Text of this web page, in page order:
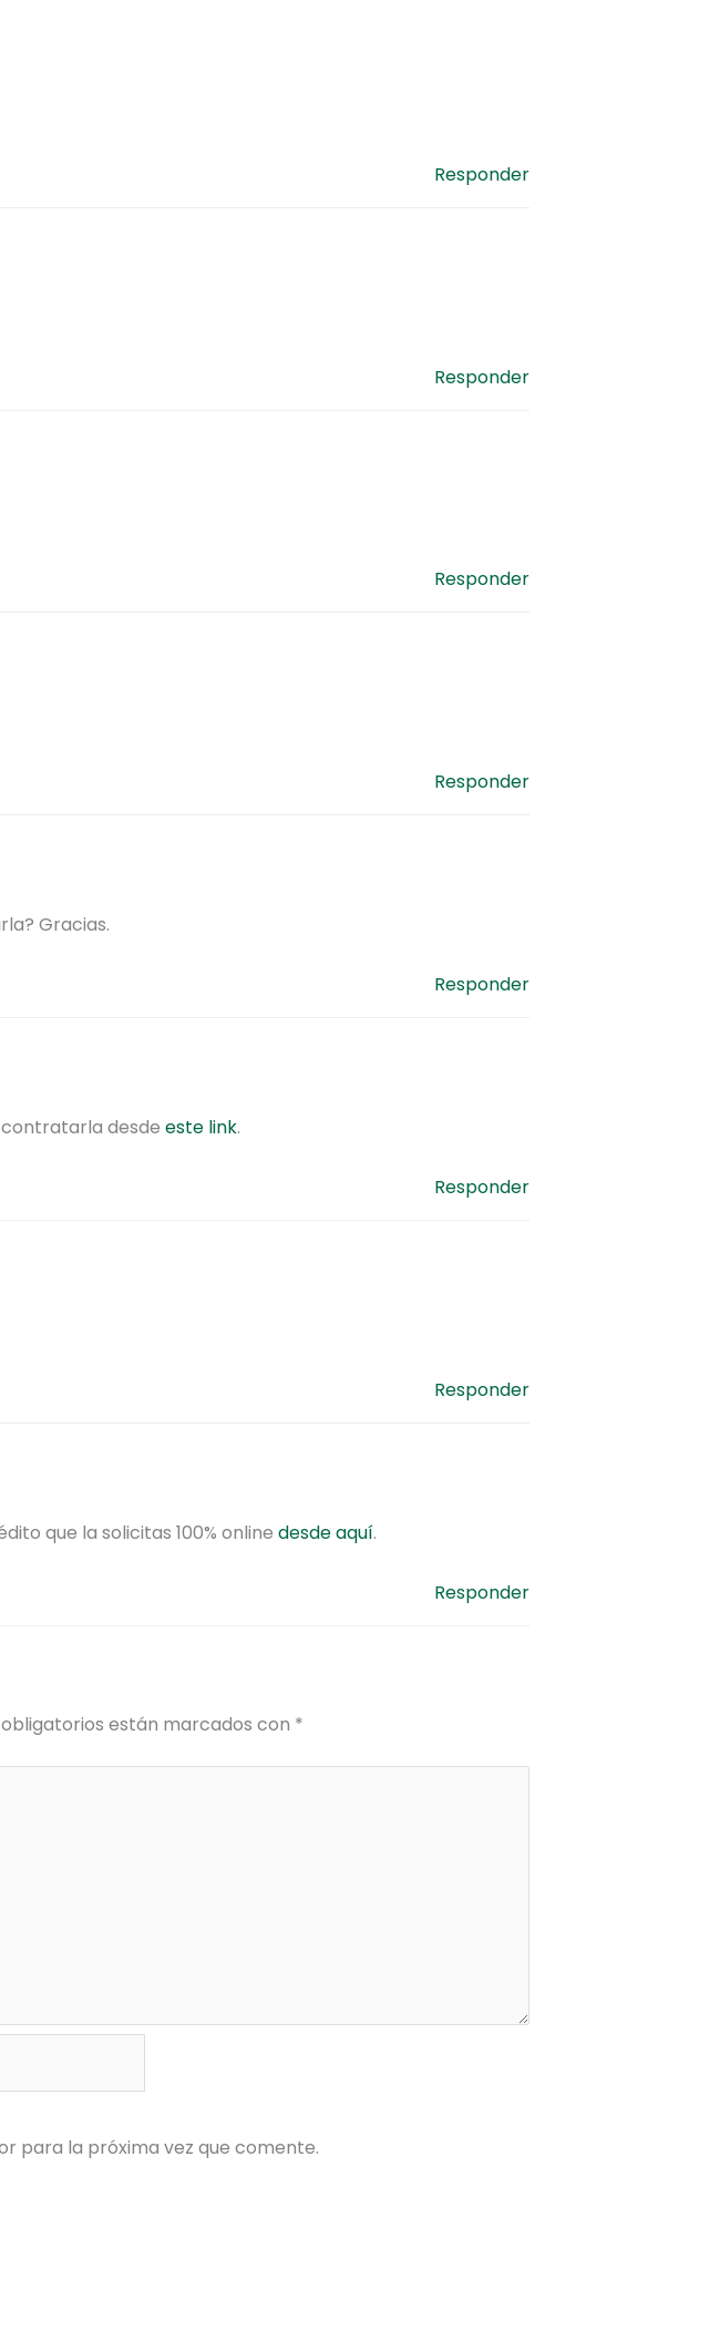
Responder
Responder
Responder
Responder
Gracias.
Responder
desde este link.
Responder
Responder
que la solicitas 100% online desde aquí.
Responder
están marcados con *
para la próxima vez que comente.